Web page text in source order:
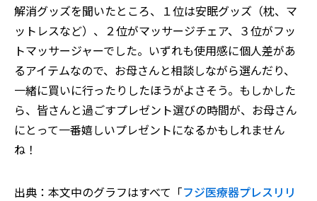
解消グッズを聞いたところ、１位は安眠グッズ（枕、マ
ットレスなど）、２位がマッサージチェア、３位がフッ
トマッサージャーでした。いずれも使用感に個人差があ
るアイテムなので、お母さんと相談しながら選んだり、
一緒に買いに行ったりしたほうがよさそう。もしかした
ら、皆さんと過ごすプレゼント選びの時間が、お母さん
にとって一番嬉しいプレゼントになるかもしれません
ね！
出典：本文中のグラフはすべて「フジ医療器プレスリリ